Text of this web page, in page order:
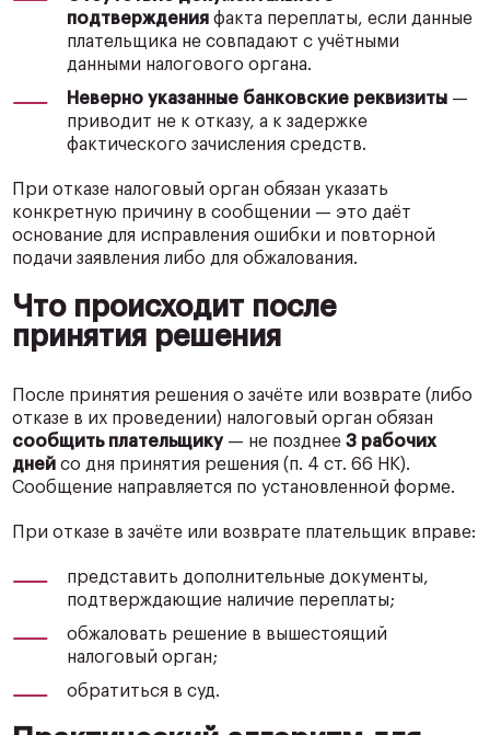
подтверждения факта переплаты, если данные
плательщика не совпадают с учётными
данными налогового органа.
Неверно указанные банковские реквизиты —
приводит не к отказу, а к задержке
фактического зачисления средств.
При отказе налоговый орган обязан указать
конкретную причину в сообщении — это даёт
основание для исправления ошибки и повторной
подачи заявления либо для обжалования.
Что происходит после
принятия решения
После принятия решения о зачёте или возврате (либо
отказе в их проведении) налоговый орган обязан
сообщить плательщику— не позднее3 рабочих
дней со дня принятия решения (п. 4 ст. 66 НК).
Сообщение направляется по установленной форме.
При отказе в зачёте или возврате плательщик вправе:
представить дополнительные документы,
подтверждающие наличие переплаты;
обжаловать решение в вышестоящий
налоговый орган;
обратиться в суд.